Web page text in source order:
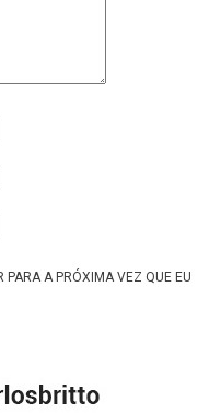
PARA A PRÓXIMA VEZ QUE EU